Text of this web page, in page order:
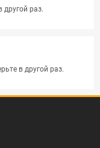
другой раз.
в другой раз.